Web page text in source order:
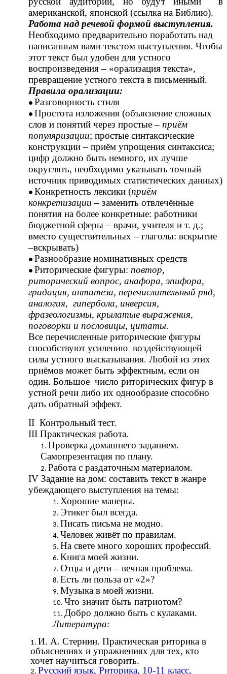
американской, японской (ссылка на Библию).
Работа над речевой формой выступления.
Необходимо предварительно поработать над
написанным вами текстом выступления. Чтобы
этот текст был удобен для устного
воспроизведения – «орализация текста»,
превращение устного текста в письменный.
Правила орализации:
Разговорность стиля
Простота изложения (объяснение сложных
слов и понятий через простые – приём
популяризации; простые синтаксические
конструкции – приём упрощения синтаксиса;
цифр должно быть немного, их лучше
округлять, необходимо указывать точный
источник приводимых статистических данных)
Конкретность лексики (приём
конкретизации – заменить отвлечённые
понятия на более конкретные: работники
бюджетной сферы – врачи, учителя и т. д.;
вместо существительных – глаголы: вскрытие
–вскрывать)
Разнообразие номинативных средств
Риторические фигуры: повтор,
риторический вопрос, анафора, эпифора,
градация, антитеза, перечислительный ряд,
аналогия, гипербола, инверсия,
фразеологизмы, крылатые выражения,
поговорки и пословицы, цитаты.
Все перечисленные риторические фигуры
способствуют усилению воздействующей
силы устного высказывания. Любой из этих
приёмов может быть эффектным, если он
один. Большое число риторических фигур в
устной речи либо их однообразие способно
дать обратный эффект.
II Контрольный тест.
III Практическая работа.
Проверка домашнего заданием.
Самопрезентация по плану.
Работа с раздаточным материалом.
IV Задание на дом: составить текст в жанре
убеждающего выступления на темы:
Хорошие манеры.
Этикет был всегда.
Писать письма не модно.
Человек живёт по правилам.
На свете много хороших профессий.
Книга моей жизни.
Отцы и дети – вечная проблема.
Есть ли польза от «2»?
Музыка в моей жизни.
Что значит быть патриотом?
Добро должно быть с кулаками.
Литература:
И. А. Стернин. Практическая риторика в
объяснениях и упражнениях для тех, кто
хочет научиться говорить.
Русский язык, Риторика, 10-11 класс,